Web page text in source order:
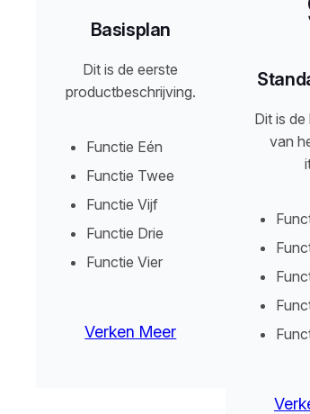
Basisplan
Dit is de eerste
productbeschrijving.
Functie Eén
Functie Twee
Functie Vijf
Functie Drie
Functie Vier
Verken Meer
Dit is
van